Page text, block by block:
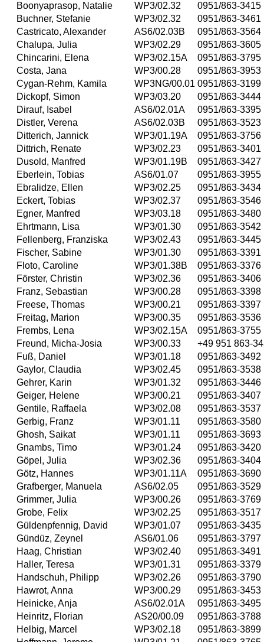
Boonyaprasop, Natalie
WP3/02.32
0951/863-3415
Buchner, Stefanie
WP3/02.32
0951/863-3461
Castricato, Alexander
AS6/02.03B
0951/863-3564
Chalupa, Julia
WP3/02.29
0951/863-3605
Chincarini, Elena
WP3/02.15A
0951/863-3795
Costa, Jana
WP3/00.28
0951/863-3953
Cygan-Rehm, Kamila
WP3NG/00.01 0951/863-3199
Dickopf, Simon
WP3/03.20
0951/863-3444
Dirauf, Isabel
AS6/02.01A
0951/863-3395
Distler, Verena
AS6/02.03B
0951/863-3523
Ditterich, Jannick
WP3/01.19A
0951/863-3756
Dittrich, Renate
WP3/02.23
0951/863-3401
Dusold, Manfred
WP3/01.19B
0951/863-3427
Eberlein, Tobias
AS6/01.07
0951/863-3955
Ebralidze, Ellen
WP3/02.25
0951/863-3434
Eckert, Tobias
WP3/02.37
0951/863-3546
Egner, Manfred
WP3/03.18
0951/863-3480
Ehrtmann, Lisa
WP3/01.30
0951/863-3542
Fellenberg, Franziska
WP3/02.43
0951/863-3445
Fischer, Sabine
WP3/01.30
0951/863-3391
Floto, Caroline
WP3/01.38B
0951/863-3376
Förster, Christin
WP3/02.36
0951/863-3406
Franz, Sebastian
WP3/00.28
0951/863-3398
Freese, Thomas
WP3/00.21
0951/863-3397
Freitag, Marion
WP3/00.35
0951/863-3536
Frembs, Lena
WP3/02.15A
0951/863-3755
Freund, Micha-Josia
WP3/00.33
+49 951 863-
Fuß, Daniel
WP3/01.18
0951/863-3492
Gaylor, Claudia
WP3/02.45
0951/863-3538
Gehrer, Karin
WP3/01.32
0951/863-3446
Geiger, Helene
WP3/00.21
0951/863-3407
Gentile, Raffaela
WP3/02.08
0951/863-3537
Gerbig, Franz
WP3/01.11
0951/863-3580
Ghosh, Saikat
WP3/01.11
0951/863-3693
Gnambs, Timo
WP3/01.24
0951/863-3420
Göpel, Julia
WP3/02.36
0951/863-3404
Götz, Hannes
WP3/01.11A
0951/863-3690
Grafberger, Manuela
AS6/02.05
0951/863-3529
Grimmer, Julia
WP3/00.26
0951/863-3769
Grobe, Felix
WP3/02.25
0951/863-3517
Güldenpfennig, David
WP3/01.07
0951/863-3435
Gündüz, Zeynel
AS6/01.06
0951/863-3797
Haag, Christian
WP3/02.40
0951/863-3491
Haller, Teresa
WP3/01.31
0951/863-3379
Handschuh, Philipp
WP3/02.26
0951/863-3790
Hawrot, Anna
WP3/00.29
0951/863-3453
Heinicke, Anja
AS6/02.01A
0951/863-3495
Heinritz, Florian
AS20/00.09
0951/863-3788
Helbig, Marcel
WP3/02.18
0951/863-3899